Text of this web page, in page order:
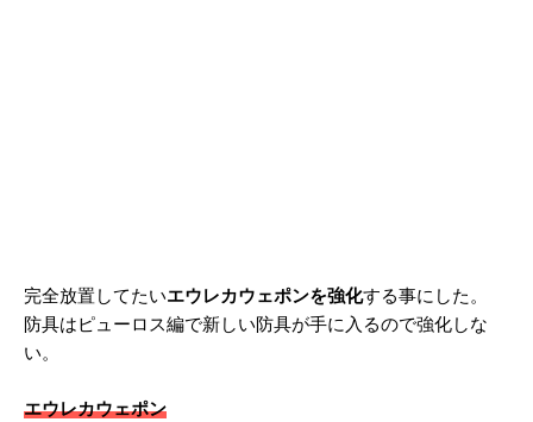
完全放置してたいエウレカウェポンを強化する事にした。
防具はピューロス編で新しい防具が手に入るので強化しな
い。
エウレカウェポン